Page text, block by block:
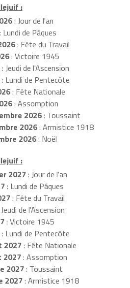
:
: Jour de l'an
: Lundi de Pâques
: Fête du Travail
: Victoire 1945
: Jeudi de l'Ascension
: Lundi de Pentecôte
: Fête Nationale
: Assomption
2026: Toussaint
2026: Armistice 1918
2026: Noël
:
2027: Jour de l'an
: Lundi de Pâques
: Fête du Travail
de l'Ascension
: Victoire 1945
: Lundi de Pentecôte
2027: Fête Nationale
2027: Assomption
2027: Toussaint
2027: Armistice 1918